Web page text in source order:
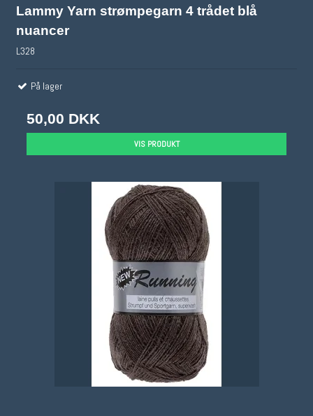
Lammy Yarn strømpegarn 4 trådet blå
nuancer
L328
På lager
50,00 DKK
VIS PRODUKT